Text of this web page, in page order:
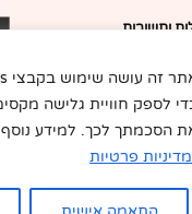
לספק חוויית גלישה
הסכמתך לכך. למידע נוסף,
מדיניות פרטיות
ותשובות
תקנון
בלוג